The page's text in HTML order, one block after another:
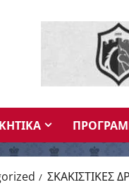
ΣΚΑΚΙΣΤΙΚΕΣ